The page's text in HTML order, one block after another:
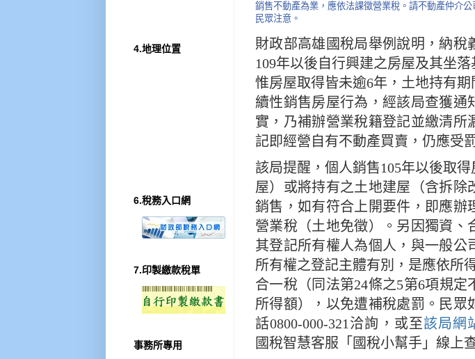
銷售不動產為業，應依法課徵營業稅。請不動產仲介
民眾注意。
財政部高雄國稅局舉例說明，納稅
109年以後自行興建之房屋及其坐
惟房屋取得皆未逾6年，土地持有
續性銷售房屋行為，經該局查獲通
實，乃補辦營業稅籍登記並繳清
記即經營自有不動產買賣，仍應受
該局提醒，個人銷售105年以後取
屋）或將持有之土地建屋（含拆除
銷售，如有符合上開要件，即應辦
營業稅（土地免徵）。另因獨資、
其登記所有權人為個人，與一般公
所有權之登記主體有別，是應依所
合一稅（同法第24條之5第6項規
所得額），以免遭補稅處罰。民眾
話0800-000-321洽詢，或至該局網
國稅智慧客服「國稅小幫手」線上
4.地理位置
6.稅務入口網
7.印製繳款稅單
事務所專用